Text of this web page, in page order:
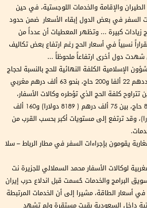
والإقامة والخدمات اللوجستية، في حين
السفر في بعض الدول إبقاء الأسعار ضمن حدود
زيادات كبيرة ... وتظهر المعطيات أن عدداً من
نسبياً في أسعار الحج رغم ارتفاع بعض تكاليف
شهدت دول أخرى ارتفاعاً ملحوظاً ...
الإسلامية الكلفة النهائية للحج بالنسبة لحجاج
التنظيم الرسمي، البالغ عددهم 22 ألفا و200 حاج، بنحو 63 ألف درهم مغربي
في حين تتراوح كلفة الحج الذي تؤطره وكالات الأسفار،
ويستفيد منه 11 ألفا و800 حاج، بين 75 ألف درهم ( 8189 دولارا) و160 ألف
17 ألفا و469 دولارا)، وقد ترتفع إلى مستويات أكبر بحسب القرب من
يقومون بإجراءات السفر في مطار الرباط – سلا
لوكالات الأسفار محمد السملالي للجزيرة نت
البرامج والخدمات حُسمت قبل اندلاع حرب إيران
في أسعار الطاقة، مشيرا إلى أن الخدمات المرتبطة
داخل السعودية بقيت مستقرة ولم تشهد